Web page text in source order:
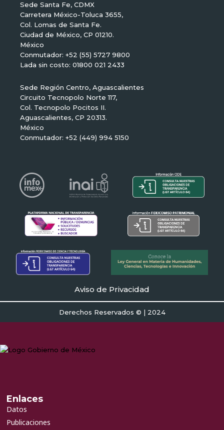
Sede Santa Fe, CDMX
Carretera México-Toluca 3655,
Col. Lomas de Santa Fe.
Ciudad de México, CP 01210.
México
Conmutador: +52 (55) 5727 9800
Lada sin costo: 01800 021 2433
Sede Región Centro, Aguascalientes
Circuito Tecnopolo Norte 117,
Col. Tecnopolo Pocitos II.
Aguascalientes, CP 20313.
México
Conmutador: +52 (449) 994 5150
Aviso de Privacidad
Derechos Reservados © | 2024
Enlaces
Datos
Publicaciones